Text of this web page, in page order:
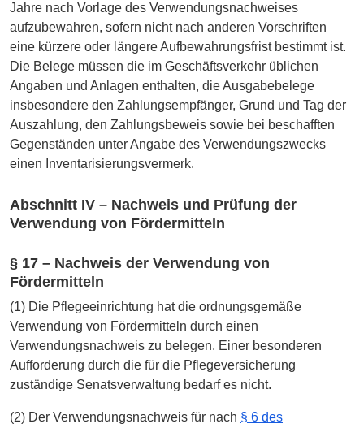
Jahre nach Vorlage des Verwendungsnachweises
aufzubewahren, sofern nicht nach anderen Vorschriften
eine kürzere oder längere Aufbewahrungsfrist bestimmt ist.
Die Belege müssen die im Geschäftsverkehr üblichen
Angaben und Anlagen enthalten, die Ausgabebelege
insbesondere den Zahlungsempfänger, Grund und Tag der
Auszahlung, den Zahlungsbeweis sowie bei beschafften
Gegenständen unter Angabe des Verwendungszwecks
einen Inventarisierungsvermerk.
Abschnitt IV – Nachweis und Prüfung der
Verwendung von Fördermitteln
§ 17 – Nachweis der Verwendung von
Fördermitteln
(1) Die Pflegeeinrichtung hat die ordnungsgemäße
Verwendung von Fördermitteln durch einen
Verwendungsnachweis zu belegen. Einer besonderen
Aufforderung durch die für die Pflegeversicherung
zuständige Senatsverwaltung bedarf es nicht.
(2) Der Verwendungsnachweis für nach § 6 des